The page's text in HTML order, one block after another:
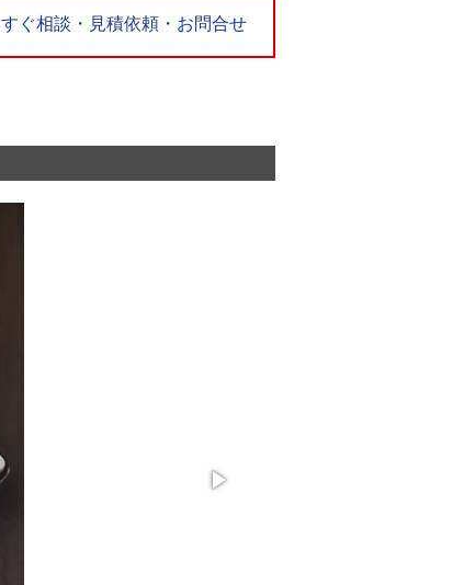
すぐ相談・見積依頼・お問合せ